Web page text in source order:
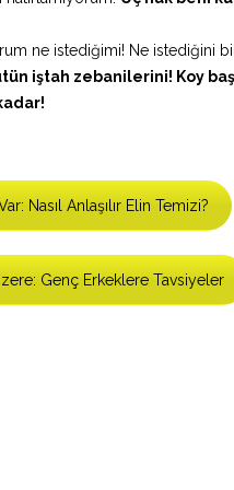
ne istediğimi! Ne istediğini
iştah zebanilerini! Koy
Nasıl Anlaşılır Elin Temizi?
Genç Erkeklere Tavsiyeler